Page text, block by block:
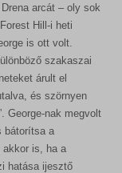
arcát – oly sok
Hill-i heti
is ott volt.
szakaszai
árult el
és szörnyen
George-nak megvolt
bátorítsa a
akkor is, ha a
hatása ijesztő